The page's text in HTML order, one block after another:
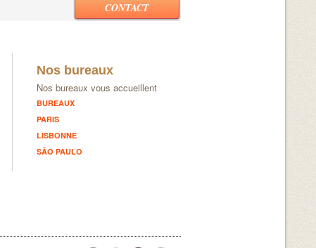
CONTACT
Nos bureaux
Nos bureaux vous accueillent
BUREAUX
PARIS
LISBONNE
SÃO PAULO